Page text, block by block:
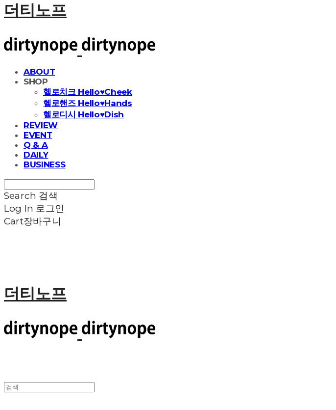
더티노프
ABOUT
SHOP
헬로치크 Hello♥Cheek
헬로핸즈 Hello♥Hands
헬로디시 Hello♥Dish
REVIEW
EVENT
Q & A
DAILY
BUSINESS
Search 검색
Log In 로그인
Cart장바구니
더티노프